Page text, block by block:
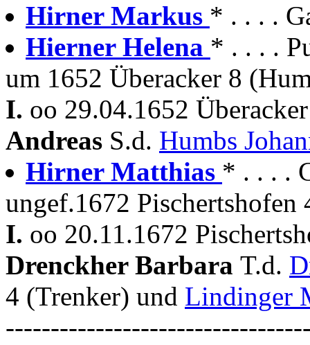
Hirner Markus * . . . .
Hierner Helena * . . . .
um 1652 Überacker 8
I. oo 29.04.1652
Andreas S.d. Humbs
Hirner Matthias * . . . .
ungef.1672 Pischertshofen
I. oo 20.11.1672
Drenckher Barbara T.d.
4 (Trenker) und Lindinger